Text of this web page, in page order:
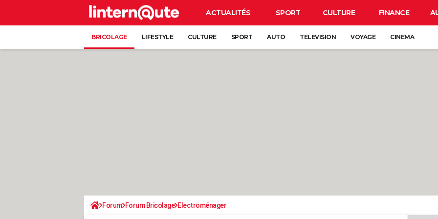
ACTUALITÉS SPORT CULTURE FINANCE
BRICOLAGE LIFESTYLE CULTURE SPORT AUTO TELEVISION VOYAGE CINEMA
Forum Forum Bricolage Electroménager